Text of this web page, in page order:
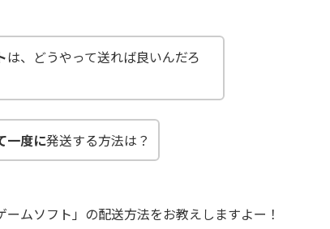
は、どうやって送れば良いんだろ
一度に発送する方法は？
ムソフト」の配送方法をお教えしますよー！